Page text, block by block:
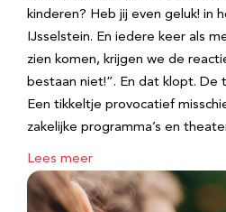
kinderen? Heb jij even geluk! in
IJsselstein. En iedere keer als
zien komen, krijgen we de
bestaan niet!”. En dat klopt. De
Een tikkeltje provocatief
zakelijke programma’s en
Lees meer